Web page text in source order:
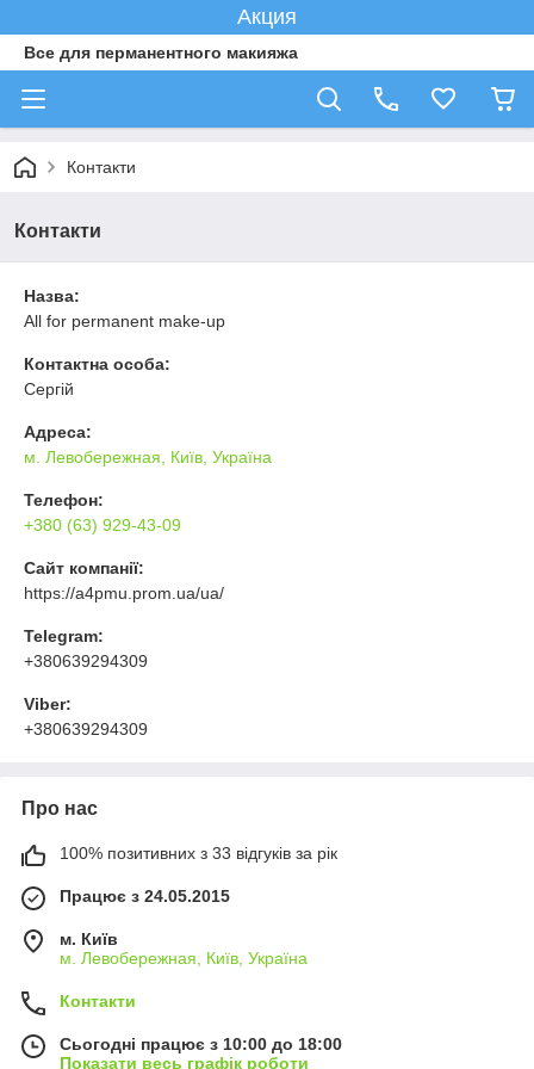
Акция
Все для перманентного макияжа
Контакти
Контакти
Назва:
All for permanent make-up
Контактна особа:
Сергій
Адреса:
м. Левобережная, Київ, Україна
Телефон:
+380 (63) 929-43-09
Сайт компанії:
https://a4pmu.prom.ua/ua/
Telegram:
+380639294309
Viber:
+380639294309
Про нас
100% позитивних з 33 відгуків за рік
Працює з 24.05.2015
м. Київ
м. Левобережная, Київ, Україна
Контакти
Сьогодні працює з 10:00 до 18:00
Показати весь графік роботи